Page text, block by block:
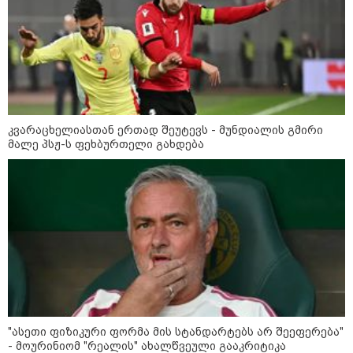
როგორ ჩავიცვათ 40 წლის
შემდეგ: მილიონერების
სტილისტის 8 ოქროს წესი და
აუცილებელი სამოსი
კვარაცხელიასთან ერთად შეუტევს - მუნდიალის გმირი
მალე პსჟ-ს ფეხბურთელი გახდება
"ასეთი ფიზიკური ფორმა მის სტანდარტებს არ შეეფერება"
- მოურინიომ "რეალის" ახალწვეული გააკრიტიკა